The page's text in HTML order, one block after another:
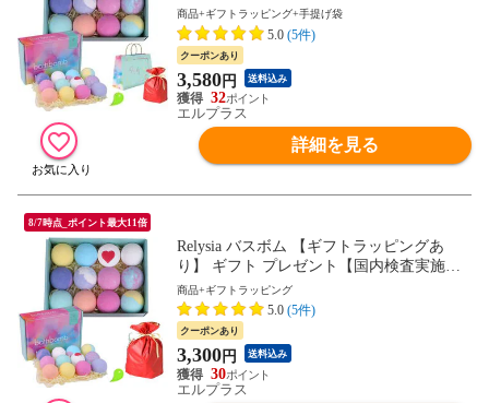
検査実施済み】 公式 レリシア 〈入浴剤〉
【 ギフト で選ばれています】 プレゼント
bm1 女性 誕生日 誕生日プレゼント ギフト
セット 母
商品+ギフトラッピング+手提げ袋
5.0 (5件)
クーポンあり
3,580円 送料込み
32
エルプラス
詳細を見る
8/7時点_ポイント最大11倍
Relysia バスボム 【ギフトラッピングあ
り】 ギフト プレゼント【国内検査実施済
み】 公式 レリシア 〈入浴剤〉【 ギフト
で選ばれています】 プレゼント bm1 女性
誕生日 誕生日プレゼント 母の日 ホワイト
デー バレンタイン
商品+ギフトラッピング
5.0 (5件)
クーポンあり
3,300円 送料込み
30
エルプラス